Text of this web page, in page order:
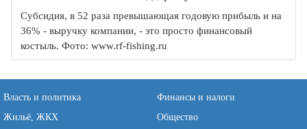
Субсидия, в 52 раза превышающая годовую прибыль и на
36% - выручку компании, - это просто финансовый
костыль. Фото: www.rf-fishing.ru
Власть и политика
Финансы и налоги
Жильё, ЖКХ
Общество